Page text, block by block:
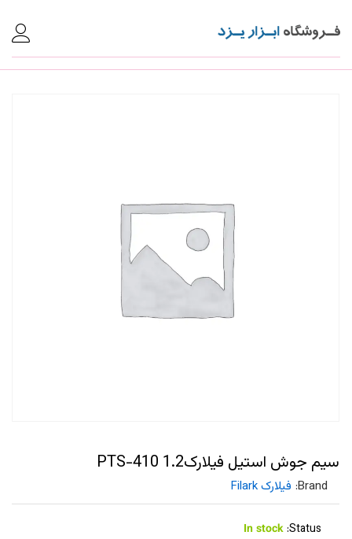
سیم جوش استیل فیلارکPTS-410 1.2
Brand: فیلارک Filark
Status:
In stock